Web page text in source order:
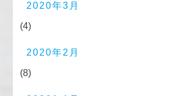
2020年3月
(4)
2020年2月
(8)